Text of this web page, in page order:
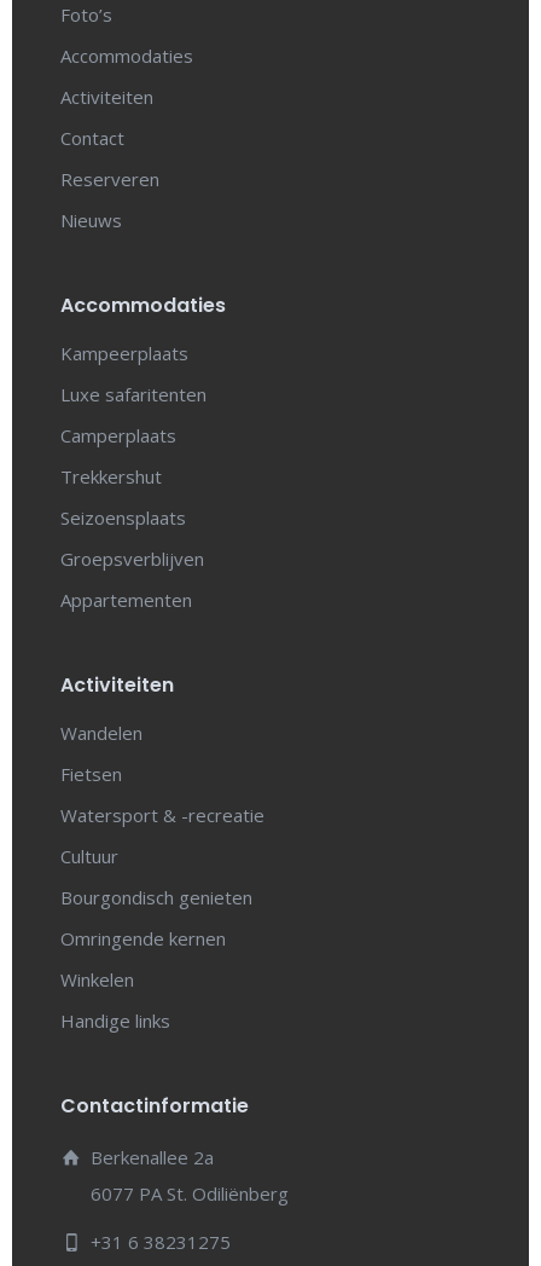
Foto’s
Accommodaties
Activiteiten
Contact
Reserveren
Nieuws
Accommodaties
Kampeerplaats
Luxe safaritenten
Camperplaats
Trekkershut
Seizoensplaats
Groepsverblijven
Appartementen
Activiteiten
Wandelen
Fietsen
Watersport & -recreatie
Cultuur
Bourgondisch genieten
Omringende kernen
Winkelen
Handige links
Contactinformatie
Berkenallee 2a
6077 PA St. Odiliënberg
+31 6 38231275